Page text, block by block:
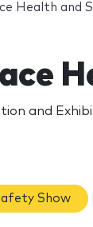
Health and
and
Show